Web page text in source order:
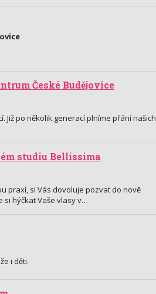
České Budějovice
po několik generací plníme přání našich
studiu Bellissima
praxí, si Vás dovoluje pozvat do nově
si hýčkat Vaše vlasy v…
i děti.